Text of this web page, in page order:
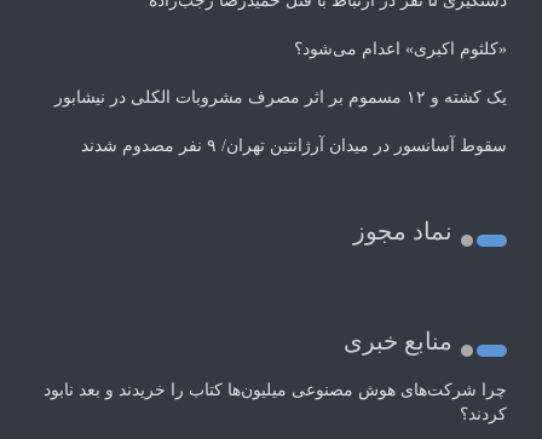
«کلثوم اکبری» اعدام می‌شود؟
یک کشته و ۱۲ مسموم بر اثر مصرف مشروبات الکلی در نیشابور
سقوط آسانسور در میدان آرژانتین تهران/ ۹ نفر مصدوم شدند
نماد مجوز
منابع خبری
چرا شرکت‌های هوش مصنوعی میلیون‌ها کتاب را خریدند و بعد نابود
کردند؟